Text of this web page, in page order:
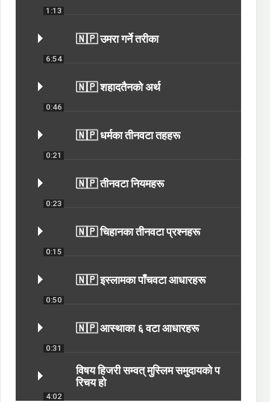
1:13
6:54
🇳🇵 उमरा गर्ने तरीका
0:46
🇳🇵 शहादतैनको अर्थ
0:21
🇳🇵 धर्मका तीनवटा तहहरू
0:23
🇳🇵 तीनवटा नियमहरू
0:15
🇳🇵 चिहानका तीनवटा प्रश्नहरू
0:50
🇳🇵 इस्लामका पाँचवटा आधारहरू
0:31
🇳🇵 आस्थाका ६ वटा आधारहरू
4:02
विषय हिजरी सम्वत् मुस्लिम समुदायको प
रिचय हो